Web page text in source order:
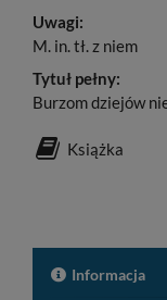
Uwagi:
M. in. tł. z niem
Tytuł pełny:
Burzom dziejów
Książka
Informacja